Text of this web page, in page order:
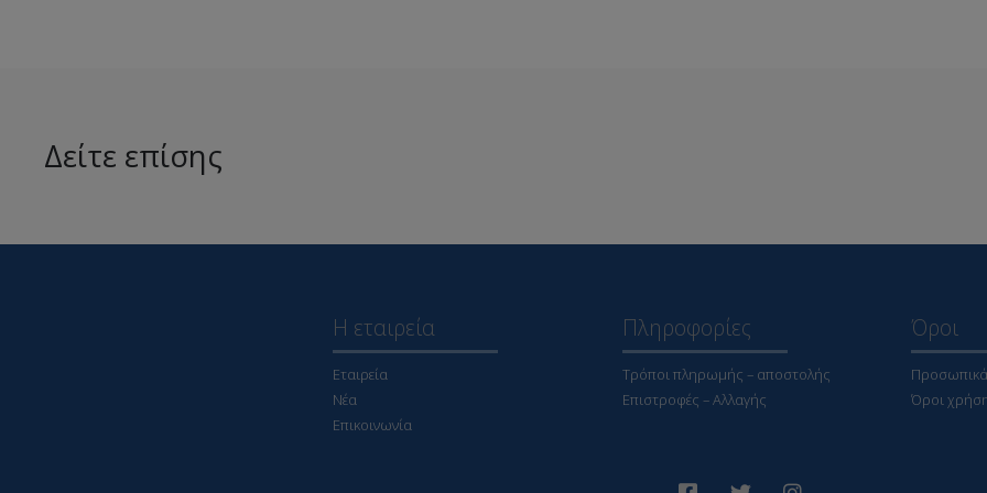
Δείτε επίσης
Η εταιρεία
Εταιρεία
Νέα
Επικοινωνία
Πληροφορίες
Τρόποι πληρωμής – αποστολής
Επιστροφές – Αλλαγής
Όροι
Όροι